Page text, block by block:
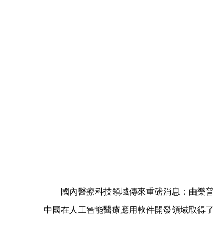
國內醫療科技領域傳來重磅消息：由樂
中國在人工智能醫療應用軟件開發領域取得